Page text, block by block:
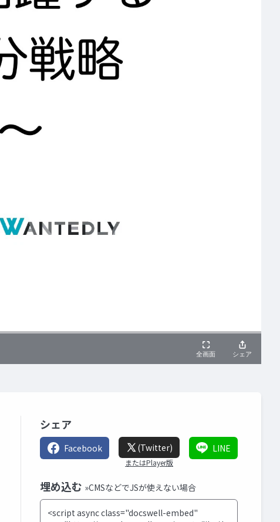
シェア
Facebook (Twitter)
またはPlayer版
LINE
埋め込む »CMSなどでJSが使えない場合